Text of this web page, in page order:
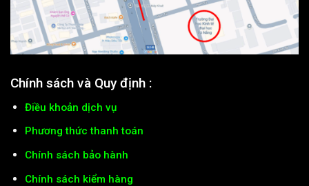
Chính sách và Quy định :
Điều khoản dịch vụ
Phương thức thanh toán
Chính sách bảo hành
Chính sách kiểm hàng